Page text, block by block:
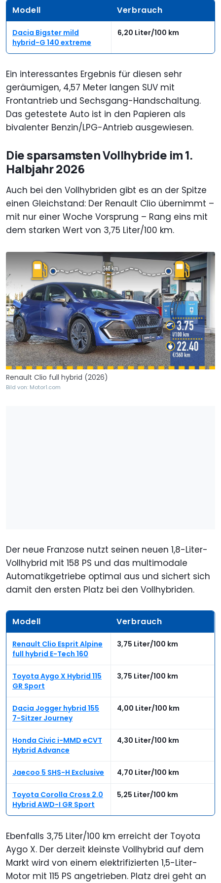
Modell Verbrauch
Dacia Bigster mild
hybrid-G 140 extreme
6,20 Liter/100 km
Ein interessantes Ergebnis für diesen sehr
geräumigen, 4,57 Meter langen SUV mit
Frontantrieb und Sechsgang-Handschaltung.
Das getestete Auto ist in den Papieren als
bivalenter Benzin/LPG-Antrieb ausgewiesen.
Die sparsamsten Vollhybride im 1.
Halbjahr 2026
Auch bei den Vollhybriden gibt es an der Spitze
einen Gleichstand: Der Renault Clio übernimmt –
mit nur einer Woche Vorsprung – Rang eins mit
dem starken Wert von 3,75 Liter/100 km.
Renault Clio full hybrid (2026)
Bild von: Motor1.com
Der neue Franzose nutzt seinen neuen 1,8-Liter-
Vollhybrid mit 158 PS und das multimodale
Automatikgetriebe optimal aus und sichert sich
damit den ersten Platz bei den Vollhybriden.
Modell Verbrauch
Renault Clio Esprit Alpine
full hybrid E-Tech 160
3,75 Liter/100 km
Toyota Aygo X Hybrid 115
GR Sport
3,75 Liter/100 km
Dacia Jogger hybrid 155
7-Sitzer Journey
4,00 Liter/100 km
Honda Civic i-MMD eCVT
Hybrid Advance
4,30 Liter/100 km
Jaecoo 5 SHS-H Exclusive 4,70 Liter/100 km
Toyota Corolla Cross 2.0
Hybrid AWD-I GR Sport
5,25 Liter/100 km
Ebenfalls 3,75 Liter/100 km erreicht der Toyota
Aygo X. Der derzeit kleinste Vollhybrid auf dem
Markt wird von einem elektrifizierten 1,5-Liter-
Motor mit 115 PS angetrieben. Platz drei geht an